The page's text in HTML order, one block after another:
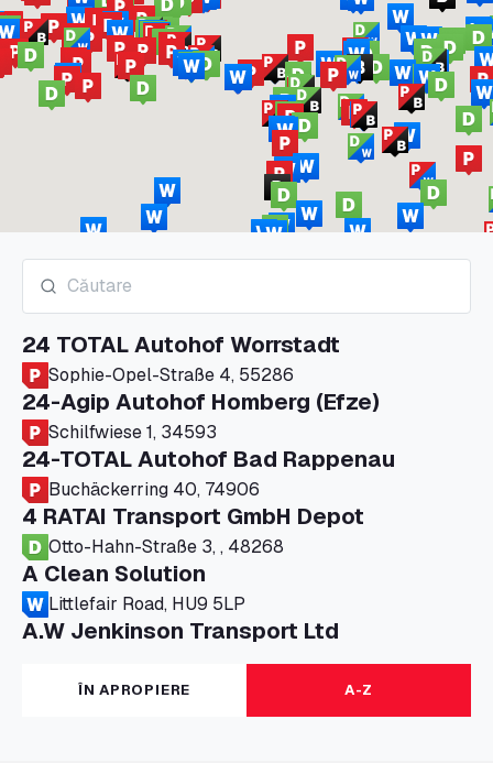
24 TOTAL Autohof Worrstadt
Sophie-Opel-Straße 4, 55286
24-Agip Autohof Homberg (Efze)
Schilfwiese 1, 34593
24-TOTAL Autohof Bad Rappenau
Buchäckerring 40, 74906
4 RATAI Transport GmbH Depot
Otto-Hahn-Straße 3, , 48268
A Clean Solution
Littlefair Road, HU9 5LP
A.W Jenkinson Transport Ltd
Progress House, ME11 5GA
A+G Nettetal - Depot Parking
Am Panneschopp 7, 41334
ÎN APROPIERE A-Z